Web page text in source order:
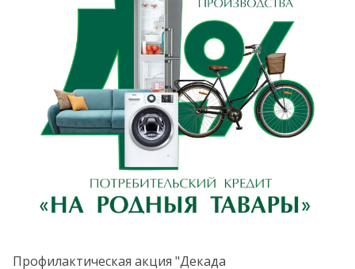
Профилактическая акция "Декада